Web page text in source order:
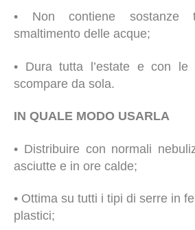
• Non contiene sostanze
smaltimento delle acque;
• Dura tutta l’estate e con le
scompare da sola.
IN QUALE MODO USARLA
• Distribuire con normali
asciutte e in ore calde;
• Ottima su tutti i tipi di serre in
plastici;